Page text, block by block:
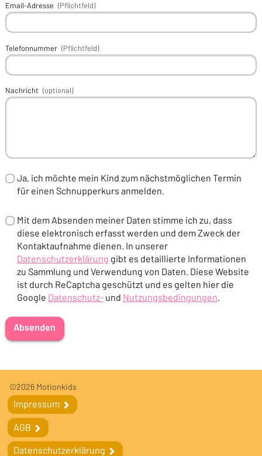
Email-Adresse (Pflichtfeld)
Telefonnummer (Pflichtfeld)
Nachricht (optional)
Ja, ich möchte mein Kind zum nächstmöglichen Termin
für einen Schnupperkurs anmelden.
Mit dem Absenden meiner Daten stimme ich zu, dass
diese elektronisch erfasst werden und dem Zweck der
Kontaktaufnahme dienen. In unserer
Datenschutzerklärung
(Öffnet in einem neuen Tab oder Fenster)
gibt es detaillierte Informationen
zu Sammlung und Verwendung von Daten. Diese Website
ist durch ReCaptcha geschützt und es gelten hier die
Google Datenschutz- und Nutzungsbedingungen.
Absenden
Fußleiste
Fußleistennavigation
Impressum
AGB
Datenschutzerklärung
©2026 Motionkids
Impressum
AGB
Datenschutzerklärung